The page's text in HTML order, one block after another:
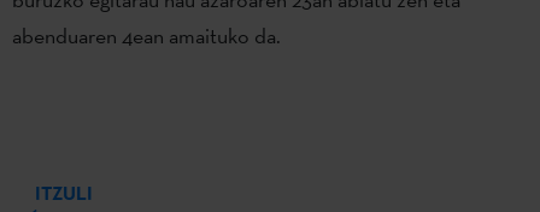
abenduaren 4ean amaituko da.
ITZULI